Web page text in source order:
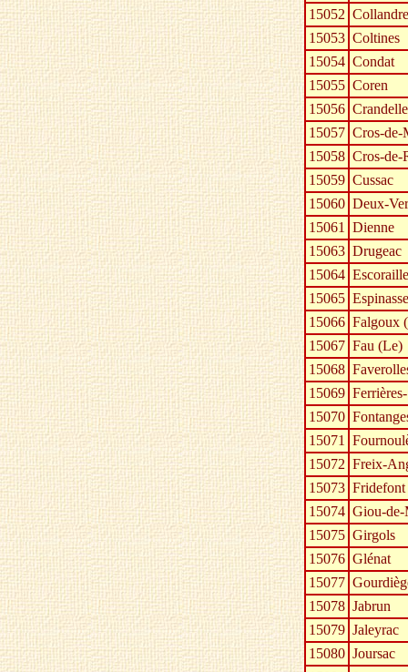
15052
15053 Coltines
15054 Condat
15055 Coren
15056
15057 Cros-de-
15058 Cros-de-
15059 Cussac
15060 Deux-
15061 Dienne
15063 Drugeac
15064
15065 Espinasse
15066 Falgoux
15067 Fau (Le)
15068
15069
15070
15071
15072 Freix-
15073 Fridefont
15074 Giou-de-
15075 Girgols
15076 Glénat
15077
15078 Jabrun
15079 Jaleyrac
15080 Joursac